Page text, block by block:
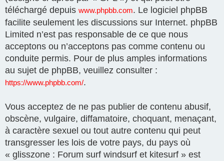
téléchargé depuis www.phpbb.com. Le logiciel phpBB
facilite seulement les discussions sur Internet. phpBB
Limited n’est pas responsable de ce que nous
acceptons ou n’acceptons pas comme contenu ou
conduite permis. Pour de plus amples informations
au sujet de phpBB, veuillez consulter :
https://www.phpbb.com/.
Vous acceptez de ne pas publier de contenu abusif,
obscène, vulgaire, diffamatoire, choquant, menaçant,
à caractère sexuel ou tout autre contenu qui peut
transgresser les lois de votre pays, du pays où
« glisszone : Forum surf windsurf et kitesurf » est